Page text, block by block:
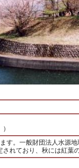
す。一般財団法人水源
れており、秋には紅葉